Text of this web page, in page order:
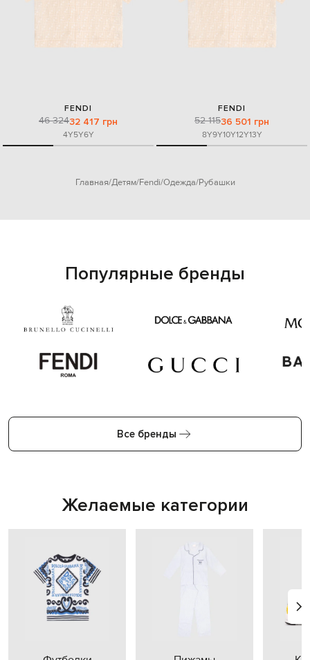
FENDI
46 32432 417 грн
4Y5Y6Y
FENDI
52 11536 501 грн
8Y9Y10Y12Y13Y
Главная Детям Fendi Одежда Рубашки
Популярные бренды
Все бренды
Желаемые категории